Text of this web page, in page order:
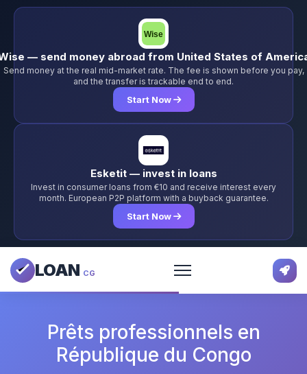
— send money abroad from United States of
Send money at the real mid-market rate. The fee is shown before you pay,
and the transfer is trackable end to end.
Start Now
Esketit — invest in loans
Invest in consumer loans from €10 and receive interest every
month. European P2P platform with a buyback guarantee.
Start Now
LOAN CG
Prêts professionnels en
République du Congo